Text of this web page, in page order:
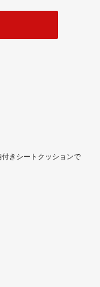
きシートクッションで